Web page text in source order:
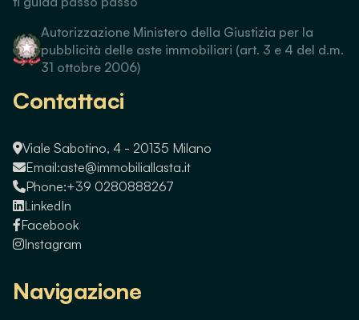
Autorizzazione Ministero della Giustizia per la
pubblicità delle aste immobiliari (art. 3 e 4 del d.m.
31 ottobre 2006)
Contattaci
Viale Sabotino, 4 - 20135 Milano
Email:aste@immobiliallasta.it
Phone:+39 0280888267
LinkedIn
Facebook
Instagram
Navigazione